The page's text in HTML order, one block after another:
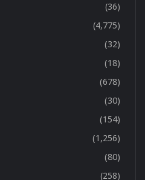
(36)
(4,775)
(32)
(18)
(678)
(30)
(154)
(1,256)
(80)
(258)